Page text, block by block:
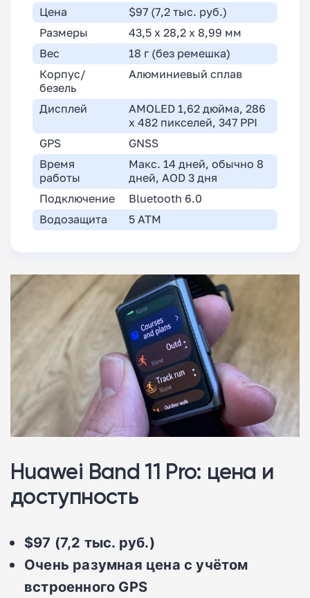
Цена
$97 (7,2 тыс. руб.)
Размеры
43,5 x 28,2 x 8,99 мм
Вес
18 г (без ремешка)
Корпус/
безель
Алюминиевый сплав
Дисплей
AMOLED 1,62 дюйма, 286
x 482 пикселей, 347 PPI
GPS
GNSS
Время
работы
Макс. 14 дней, обычно 8
дней, AOD 3 дня
Подключение
Bluetooth 6.0
Водозащита
5 ATM
Huawei Band 11 Pro: цена и
доступность
$97 (7,2 тыс. руб.)
Очень разумная цена с учётом
встроенного GPS